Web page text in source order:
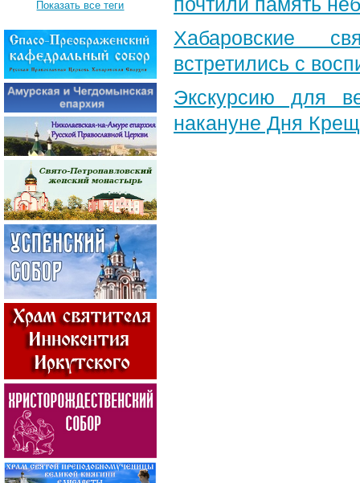
Хабаровские
встретились с
Экскурсию для
накануне Дня
Показать все теги